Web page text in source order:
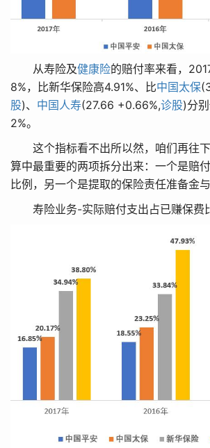
从寿险及健康险的赔付率来看，
8%，比新华保险高4.91%、比中国太保
股)、 中国人寿(27.66 +0.66%,诊股)分
2%。
这个指标看不出所以然，咱们再往
算中最重要的两项拆分出来：一个是赔
比例，另一个是提取的保险责任准备金
寿险业务-实际赔付支出占已赚保费